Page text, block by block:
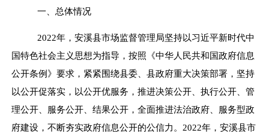
一、总体情况
2022年，安溪县市场监督管理局坚持以习近平新时代中
国特色社会主义思想为指导，按照《中华人民共和国政府信息
公开条例》要求，紧紧围绕县委、县政府重大决策部署，坚持
以公开促落实，以公开优服务，推进决策公开、执行公开、管
理公开、服务公开、结果公开，全面推进法治政府、服务型政
府建设，不断夯实政府信息公开的公信力。 2022年，安溪县市